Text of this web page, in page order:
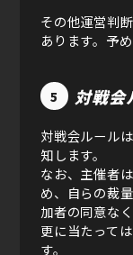
その他運営判
あります。予
5 対戦会
対戦会ルール
知します。
なお、主催者
め、自らの裁
加者の同意な
更に当たって
す。